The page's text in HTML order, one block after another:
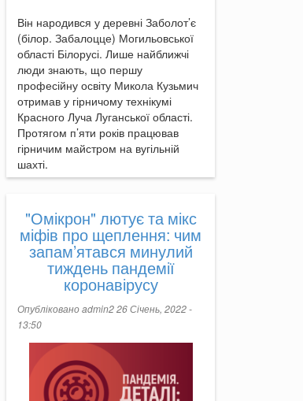
Він народився у деревні Заболот’є
(білор. Забалоцце) Могильовської
області Білорусі. Лише найближчі
люди знають, що першу
професійну освіту Микола Кузьмич
отримав у гірничому технікумі
Красного Луча Луганської області.
Протягом п’яти років працював
гірничим майстром на вугільній
шахті.
"Омікрон" лютує та мікс
міфів про щеплення: чим
запам’ятався минулий
тиждень пандемії
коронавірусу
Опублікованоadmin226 Січень, 2022 -
13:50